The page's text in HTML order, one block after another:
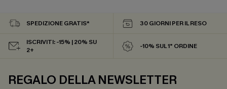
SPEDIZIONE GRATIS* 30 GIORNI PER IL RESO
ISCRIVITI: -15% | 20% SU
2+
-10% SUL 1° ORDINE
REGALO DELLA NEWSLETTER